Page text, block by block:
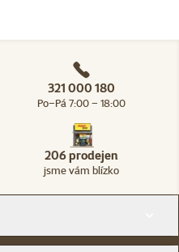
321 000 180
Po–Pá 7:00 – 18:00
206 prodejen
jsme vám blízko